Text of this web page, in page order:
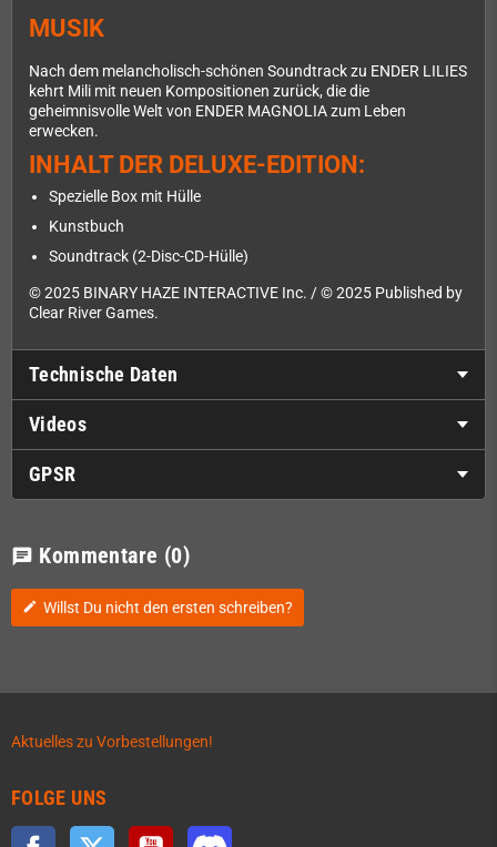
MUSIK
Nach dem melancholisch-schönen Soundtrack zu ENDER LILIES
kehrt Mili mit neuen Kompositionen zurück, die die
geheimnisvolle Welt von ENDER MAGNOLIA zum Leben
erwecken.
INHALT DER DELUXE-EDITION:
Spezielle Box mit Hülle
Kunstbuch
Soundtrack (2-Disc-CD-Hülle)
© 2025 BINARY HAZE INTERACTIVE Inc. / © 2025 Published by
Clear River Games.
Technische Daten
Videos
GPSR
chat Kommentare (0)
edit Willst Du nicht den ersten schreiben?
Aktuelles zu Vorbestellungen!
FOLGE UNS
Facebook Twitter YouTube